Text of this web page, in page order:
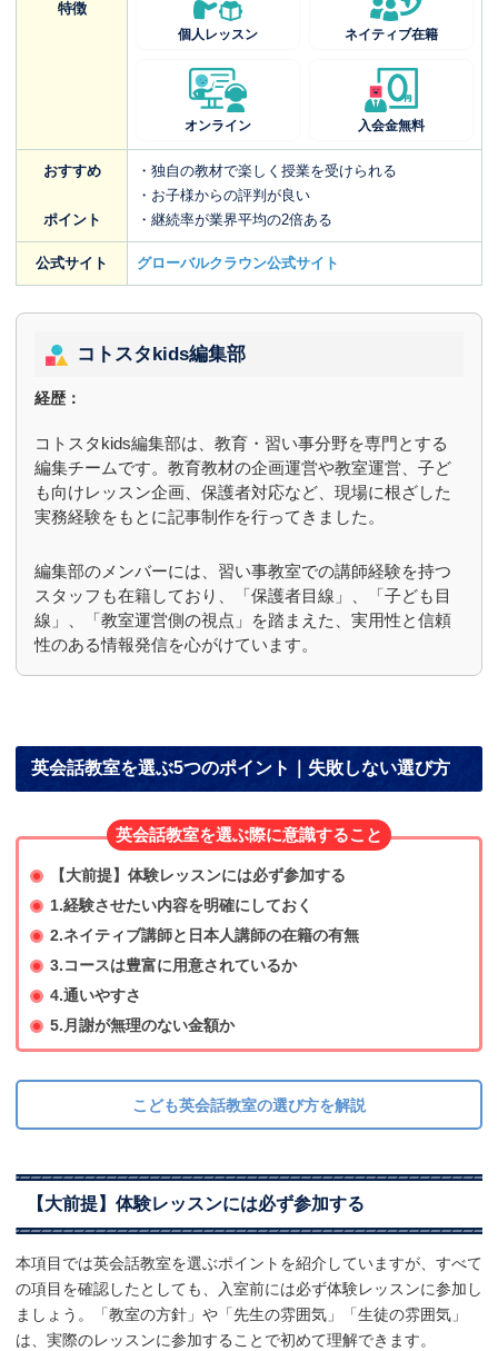
特徴
個人レッスン ネイティブ在籍
オンライン 入会金無料
おすすめ
ポイント
・独自の教材で楽しく授業を受けられる
・お子様からの評判が良い
・継続率が業界平均の2倍ある
公式サイト グローバルクラウン公式サイト
コトスタkids編集部
経歴：
コトスタkids編集部は、教育・習い事分野を専門とする
編集チームです。教育教材の企画運営や教室運営、子ど
も向けレッスン企画、保護者対応など、現場に根ざした
実務経験をもとに記事制作を行ってきました。
編集部のメンバーには、習い事教室での講師経験を持つ
スタッフも在籍しており、「保護者目線」、「子ども目
線」、「教室運営側の視点」を踏まえた、実用性と信頼
性のある情報発信を心がけています。
英会話教室を選ぶ5つのポイント｜失敗しない選び方
英会話教室を選ぶ際に意識すること
【大前提】体験レッスンには必ず参加する
1.経験させたい内容を明確にしておく
2.ネイティブ講師と日本人講師の在籍の有無
3.コースは豊富に用意されているか
4.通いやすさ
5.月謝が無理のない金額か
こども英会話教室の選び方を解説
【大前提】体験レッスンには必ず参加する
本項目では英会話教室を選ぶポイントを紹介していますが、すべて
の項目を確認したとしても、入室前には必ず体験レッスンに参加し
ましょう。「教室の方針」や「先生の雰囲気」「生徒の雰囲気」
は、実際のレッスンに参加することで初めて理解できます。